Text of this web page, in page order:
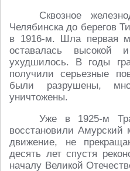
Сквозное
Челябинска до берегов
в 1916-м. Шла первая
оставалась высокой
ухудшилось. В годы
получили серьезные
были разрушены,
уничтожены.
Уже в 1925-м
восстановили Амурский
движение, не
десять лет спустя
началу Великой